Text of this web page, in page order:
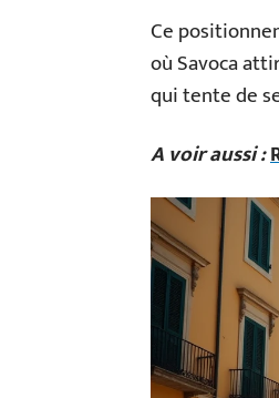
Ce
où Savoca
qui tente de
A voir aussi :